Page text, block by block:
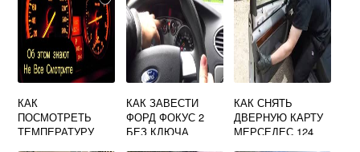
КАК
ПОСМОТРЕТЬ
ТЕМПЕРАТУРУ
КАК ЗАВЕСТИ
ФОРД ФОКУС 2
БЕЗ КЛЮЧА
КАК СНЯТЬ
ДВЕРНУЮ КАРТУ
МЕРСЕДЕС 124